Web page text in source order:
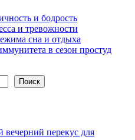
и бодрость
и тревожности
сна и отдыха
в сезон простуд
Поиск
вечерний перекус для